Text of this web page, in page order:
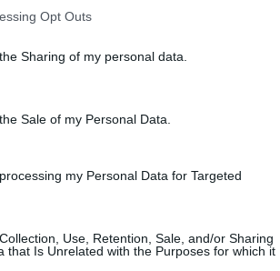
Opt Outs
Sharing of my personal data.
Sale of my Personal Data.
my Personal Data for Targeted
Use, Retention, Sale, and/or Sharing
that Is Unrelated with the Purposes for which it